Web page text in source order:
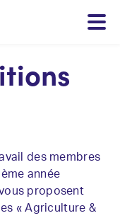
des membres
année
proposent
« Agriculture &